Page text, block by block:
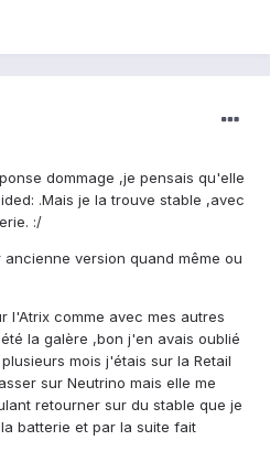
dommage ,je pensais qu'elle
.Mais je la trouve stable ,avec
:/
version quand même ou
l'Atrix comme avec mes autres
la galère ,bon j'en avais oublié
mois j'étais sur la Retail
sur Neutrino mais elle me
retourner sur du stable que je
batterie et par la suite fait